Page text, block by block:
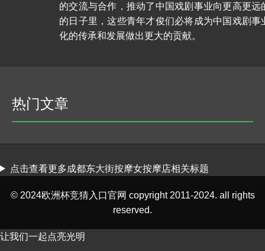
的交流与合作，推动了中国戏剧事业向更高更
的日子里，这些青年才俊们必将成为中国戏剧
化的传承和发展做出更大的贡献。
热门文章
点击查看更多成都东大街按摩女按摩店相关标题
© 2024欧洲杯竞猜入口官网 copyright 2011-2024. all rights
reserved.
让我们一起点亮光明